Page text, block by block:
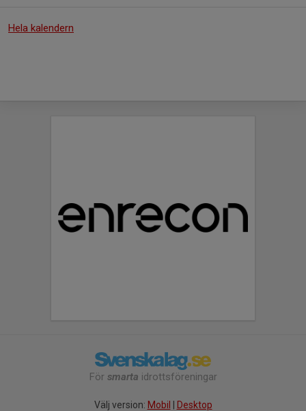
Hela kalendern
För smarta idrottsföreningar
Välj version: Mobil | Desktop